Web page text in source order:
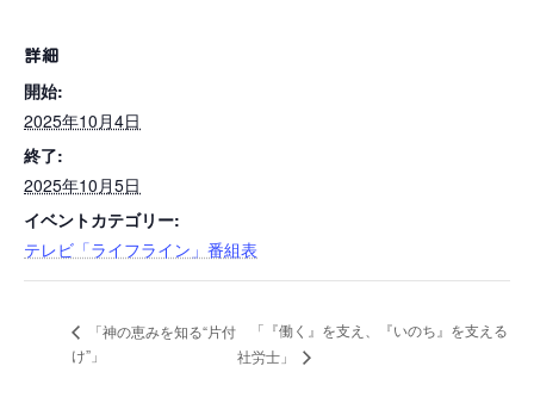
詳細
開始:
2025年10月4日
終了:
2025年10月5日
イベントカテゴリー:
テレビ「ライフライン」番組表
「神の恵みを知る“片付
け”」
「『働く』を支え、『いのち』を支える
社労士」